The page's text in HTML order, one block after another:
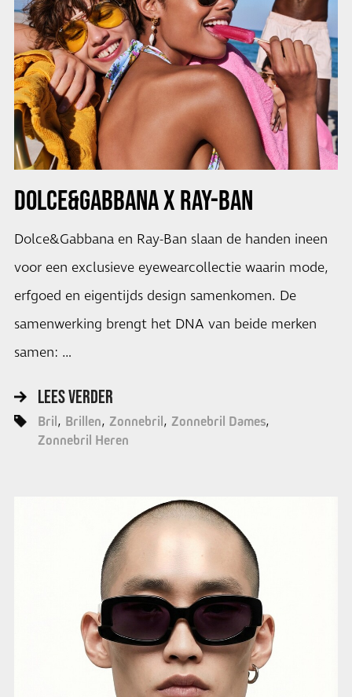
DOLCE&GABBANA X RAY-BAN
Dolce&Gabbana en Ray-Ban slaan de handen ineen
voor een exclusieve eyewearcollectie waarin mode,
erfgoed en eigentijds design samenkomen. De
samenwerking brengt het DNA van beide merken
samen: …
LEES VERDER
Bril Brillen Zonnebril
Zonnebril Dames
Zonnebril Heren